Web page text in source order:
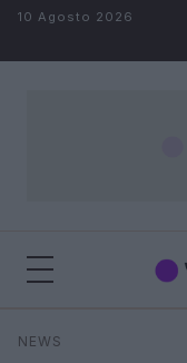
Salta al contenuto
10 Agosto 2026
Cerca
NEWS